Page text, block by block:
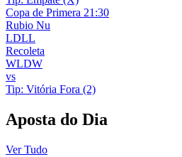
Copa de Primera 21:30
Rubio Nu
LDLL
Recoleta
WLDW
vs
Tip: Vitória Fora (2)
Aposta do Dia
Ver Tudo